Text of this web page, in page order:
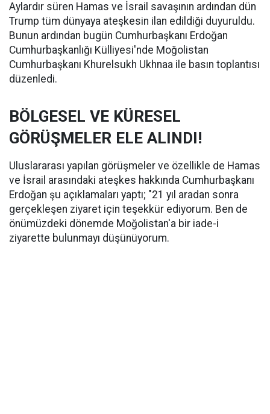
Aylardır süren Hamas ve İsrail savaşının ardından dün
Trump tüm dünyaya ateşkesin ilan edildiği duyuruldu.
Bunun ardından bugün Cumhurbaşkanı Erdoğan
Cumhurbaşkanlığı Külliyesi'nde Moğolistan
Cumhurbaşkanı Khurelsukh Ukhnaa ile basın toplantısı
düzenledi.
BÖLGESEL VE KÜRESEL
GÖRÜŞMELER ELE ALINDI!
Uluslararası yapılan görüşmeler ve özellikle de Hamas
ve İsrail arasındaki ateşkes hakkında Cumhurbaşkanı
Erdoğan şu açıklamaları yaptı; "21 yıl aradan sonra
gerçekleşen ziyaret için teşekkür ediyorum. Ben de
önümüzdeki dönemde Moğolistan'a bir iade-i
ziyarette bulunmayı düşünüyorum.